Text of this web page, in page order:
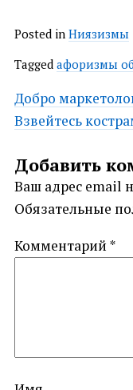
Posted in Ниязизмы
Tagged афоризмы
Post
Добро
Взвейтесь
Добавить
Ваш адрес email
Обязательные
Комментарий *